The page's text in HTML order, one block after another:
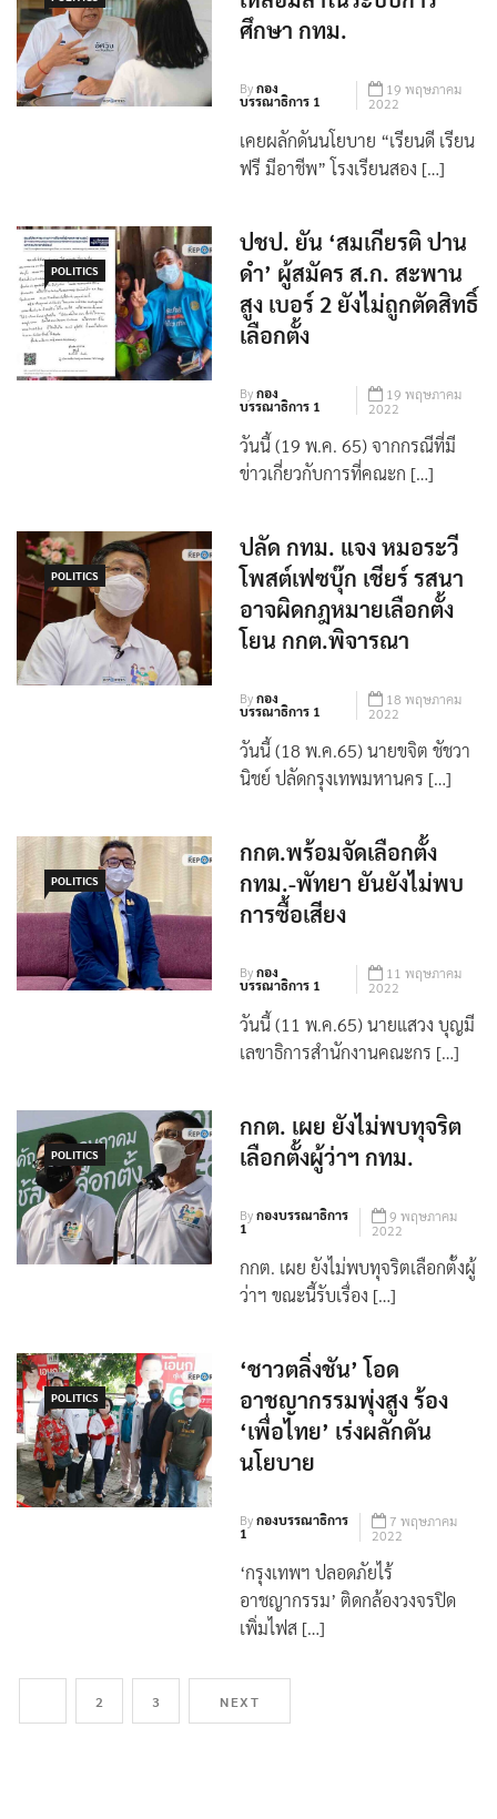
POLITICS
‘อัศวิน’ รับเห็นความ
เหลื่อมล้ำในระบบการ
ศึกษา กทม.
Byกอง
บรรณาธิการ 1
19 พฤษภาคม
2022
POLITICS
ปชป. ยัน ‘สมเกียรติ ปาน
ดำ’ ผู้สมัคร ส.ก. สะพาน
สูง เบอร์ 2 ยังไม่ถูกตัดสิทธิ์
เลือกตั้ง
Byกอง
บรรณาธิการ 1
19 พฤษภาคม
2022
POLITICS
ปลัด กทม. แจง หมอระวี
โพสต์เฟซบุ๊ก เชียร์ รสนา
อาจผิดกฎหมายเลือกตั้ง
โยน กกต.พิจารณา
Byกอง
บรรณาธิการ 1
18 พฤษภาคม
2022
วันนี้ (18 พ.ค.65) นายขจิต ชัชวา
POLITICS
กกต.พร้อมจัดเลือกตั้ง
กทม.-พัทยา ยันยังไม่พบ
การซื้อเสียง
Byกอง
บรรณาธิการ 1
11 พฤษภาคม
2022
POLITICS
กกต. เผย ยังไม่พบทุจริต
เลือกตั้งผู้ว่าฯ กทม.
Byกองบรรณาธิการ
1
9 พฤษภาคม
2022
POLITICS
‘ชาวตลิ่งชัน’ โอด
อาชญากรรมพุ่งสูง ร้อง
‘เพื่อไทย’ เร่งผลักดัน
นโยบาย
Byกองบรรณาธิการ
1
7 พฤษภาคม
2022
‘กรุงเทพฯ ปลอดภัยไร้
เพิ่มไฟส […]